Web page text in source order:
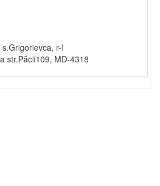
r-l
str.Păcii109, MD-4318